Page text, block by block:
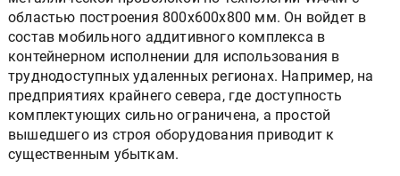
областью построения 800х600х800 мм. Он войдет в
состав мобильного аддитивного комплекса в
контейнерном исполнении для использования в
труднодоступных удаленных регионах. Например, на
предприятиях крайнего севера, где доступность
комплектующих сильно ограничена, а простой
вышедшего из строя оборудования приводит к
существенным убыткам.